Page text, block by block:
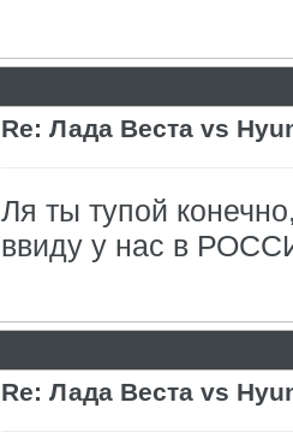
Re: Лада Веста vs
Ля ты тупой
ввиду у нас в
Re: Лада Веста vs